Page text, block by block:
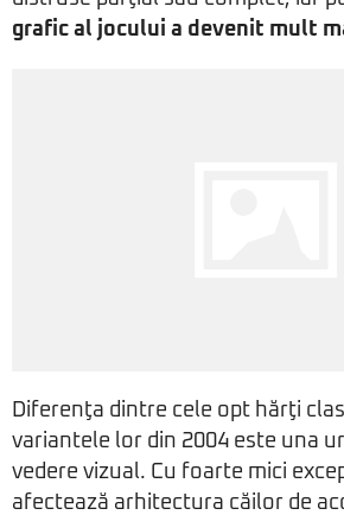
grafic al jocului a devenit mult
Diferenţa dintre cele opt hărţi
variantele lor din 2004 este una
vedere vizual. Cu foarte mici
afectează arhitectura căilor de